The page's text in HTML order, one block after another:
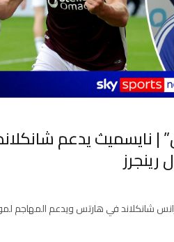
نايسميث يدعم
شانكلاند في هارتس ويدعم المهاجم